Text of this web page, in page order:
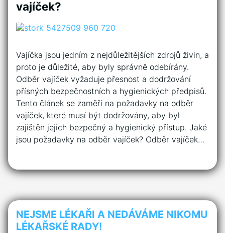
vajíček?
Vajíčka jsou jedním z nejdůležitějších zdrojů živin, a
proto je důležité, aby byly správně odebírány.
Odběr vajíček vyžaduje přesnost a dodržování
přísných bezpečnostních a hygienických předpisů.
Tento článek se zaměří na požadavky na odběr
vajíček, které musí být dodržovány, aby byl
zajištěn jejich bezpečný a hygienický přístup. Jaké
jsou požadavky na odběr vajíček? Odběr vajíček…
NEJSME LÉKAŘI A NEDÁVÁME NIKOMU
LÉKAŘSKÉ RADY!